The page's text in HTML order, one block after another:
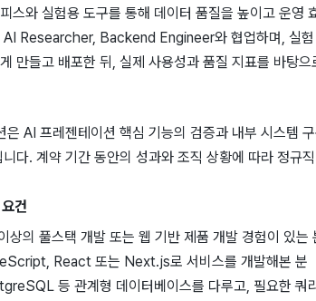
스와 실험용 도구를 통해 데이터 품질을 높이고 운영
AI Researcher, Backend Engineer와 협업하며, 실
만들고 배포한 뒤, 실제 사용성과 품질 지표를 바탕
은 AI 프레젠테이션 핵심 기능의 검증과 내부 시스템
다. 계약 기간 동안의 성과와 조직 상황에 따라 정규
건
상의 풀스택 개발 또는 웹 기반 제품 개발 경험이 있는
React 또는 Next.js로 서비스를 개발해본 분
등 관계형 데이터베이스를 다루고, 필요한 쿼